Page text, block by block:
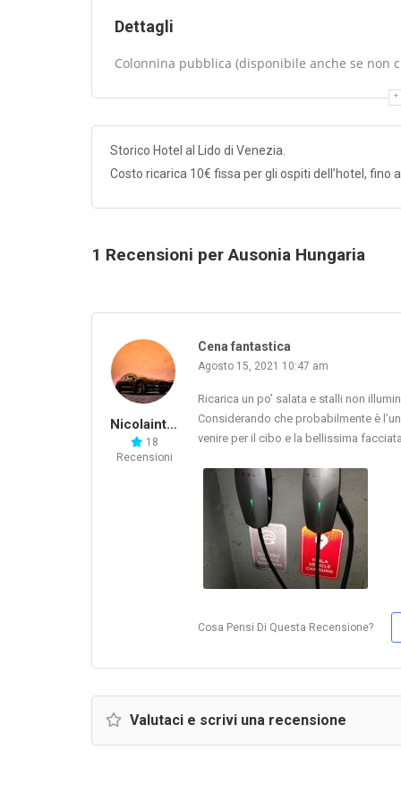
Dettagli
Colonnina pubblica (disponibile anche se non
Storico Hotel al Lido di Venezia.
Costo ricarica 10€ fissa per gli ospiti dell’hotel,
1 Recensioni per Ausonia Hungaria
Nicolaintesla
18
Recensioni
Cena fantastica
Agosto 15, 2021 10:47 am
Ricarica un po’ salata e stalli non
Considerando che probabilmente è
venire per il cibo e la bellissima
Cosa Pensi Di Questa Recensione?
Valutaci e scrivi una recensione